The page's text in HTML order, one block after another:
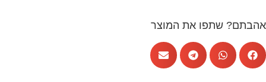
את המוצר